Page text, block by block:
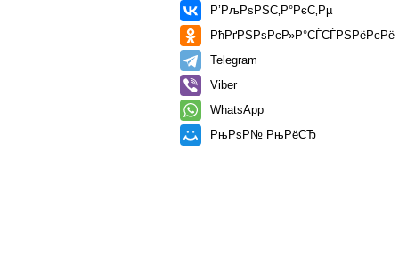
Р’РљРѕРЅС‚Р°РєС‚Рµ
РћРґРЅРѕРєР»Р°СЃСЃРЅРёРєРё
Telegram
Viber
WhatsApp
РњРѕР№ РњРёСЂ